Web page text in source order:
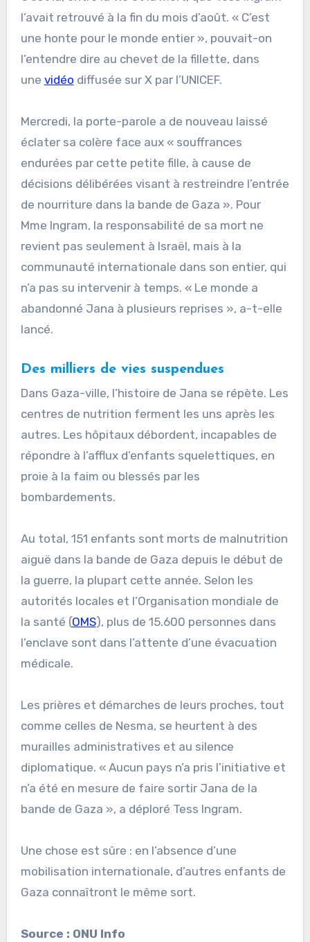
l’avait retrouvé à la fin du mois d’août. « C’est
une honte pour le monde entier », pouvait-on
l’entendre dire au chevet de la fillette, dans
une vidéo diffusée sur X par l’UNICEF.
Mercredi, la porte-parole a de nouveau laissé
éclater sa colère face aux « souffrances
endurées par cette petite fille, à cause de
décisions délibérées visant à restreindre l’entrée
de nourriture dans la bande de Gaza ». Pour
Mme Ingram, la responsabilité de sa mort ne
revient pas seulement à Israël, mais à la
communauté internationale dans son entier, qui
n’a pas su intervenir à temps. « Le monde a
abandonné Jana à plusieurs reprises », a-t-elle
lancé.
Des milliers de vies suspendues
Dans Gaza-ville, l’histoire de Jana se répète. Les
centres de nutrition ferment les uns après les
autres. Les hôpitaux débordent, incapables de
répondre à l’afflux d’enfants squelettiques, en
proie à la faim ou blessés par les
bombardements.
Au total, 151 enfants sont morts de malnutrition
aiguë dans la bande de Gaza depuis le début de
la guerre, la plupart cette année. Selon les
autorités locales et l’Organisation mondiale de
la santé (OMS), plus de 15.600 personnes dans
l’enclave sont dans l’attente d’une évacuation
médicale.
Les prières et démarches de leurs proches, tout
comme celles de Nesma, se heurtent à des
murailles administratives et au silence
diplomatique. « Aucun pays n’a pris l’initiative et
n’a été en mesure de faire sortir Jana de la
bande de Gaza », a déploré Tess Ingram.
Une chose est sûre : en l’absence d’une
mobilisation internationale, d’autres enfants de
Gaza connaîtront le même sort.
Source : ONU Info